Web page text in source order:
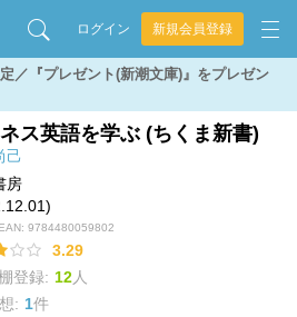
ログイン 新規会員登録
／『プレゼント(新潮文庫)』をプレゼン
ス英語を学ぶ (ちくま新書)
己
房
9784480059802
3.29
登録: 12人
: 1件